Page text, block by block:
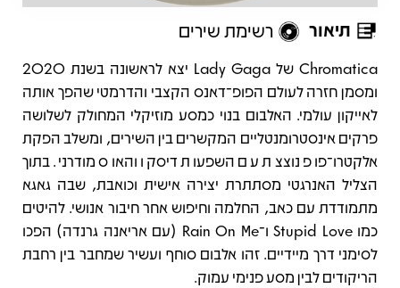
תיאור רשימת שירים
תיאור
Chromatica של Lady Gaga יצא לראשונה בשנת 2020
ומסמן חזרה לעולם הפופ־דאנס הקצבי והדרמטי שהפך אותה
לאייקון עולמי. האלבום בנוי כמסע מוזיקלי המחולק לשלושה
פרקים אינסטרומנטליים המקשרים בין השירים, ומשלב הפקת
אלקטרו־פופ נוצצת עם השפעות דיסקו והאוס מודרני. בתוך
הצליל האנרגטי מסתתרת יצירה אישית וכואבת, שבה גאגא
מתמודדת עם כאב, החלמה וחיפוש אחר חיבור אנושי. להיטים
כמו Stupid Love ו־Rain On Me (עם אריאנה גרנדה) הפכו
לסימני דרך מיידיים. זהו אלבום סוחף ועשיר שמחבר בין רחבת
הריקודים לבין מסע פנימי עמוק.